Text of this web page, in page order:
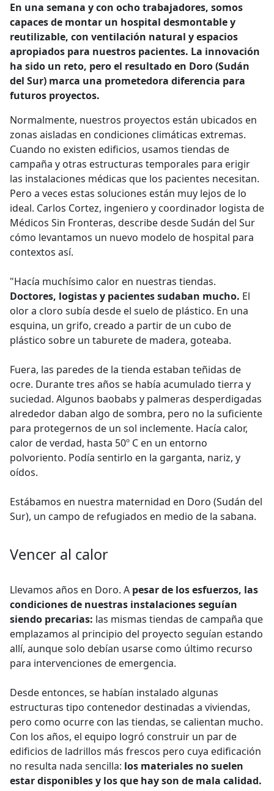
En una semana y con ocho trabajadores, somos
capaces de montar un hospital desmontable y
reutilizable, con ventilación natural y espacios
apropiados para nuestros pacientes. La innovación
ha sido un reto, pero el resultado en Doro (Sudán
del Sur) marca una prometedora diferencia para
futuros proyectos.
Normalmente, nuestros proyectos están ubicados en
zonas aisladas en condiciones climáticas extremas.
Cuando no existen edificios, usamos tiendas de
campaña y otras estructuras temporales para erigir
las instalaciones médicas que los pacientes necesitan.
Pero a veces estas soluciones están muy lejos de lo
ideal. Carlos Cortez, ingeniero y coordinador logista de
Médicos Sin Fronteras, describe desde Sudán del Sur
cómo levantamos un nuevo modelo de hospital para
contextos así.
"Hacía muchísimo calor en nuestras tiendas.
Doctores, logistas y pacientes sudaban mucho. El
olor a cloro subía desde el suelo de plástico. En una
esquina, un grifo, creado a partir de un cubo de
plástico sobre un taburete de madera, goteaba.
Fuera, las paredes de la tienda estaban teñidas de
ocre. Durante tres años se había acumulado tierra y
suciedad. Algunos baobabs y palmeras desperdigadas
alrededor daban algo de sombra, pero no la suficiente
para protegernos de un sol inclemente. Hacía calor,
calor de verdad, hasta 50º C en un entorno
polvoriento. Podía sentirlo en la garganta, nariz, y
oídos.
Estábamos en nuestra maternidad en Doro (Sudán del
Sur), un campo de refugiados en medio de la sabana.
Vencer al calor
Llevamos años en Doro. A pesar de los esfuerzos, las
condiciones de nuestras instalaciones seguían
siendo precarias: las mismas tiendas de campaña que
emplazamos al principio del proyecto seguían estando
allí, aunque solo debían usarse como último recurso
para intervenciones de emergencia.
Desde entonces, se habían instalado algunas
estructuras tipo contenedor destinadas a viviendas,
pero como ocurre con las tiendas, se calientan mucho.
Con los años, el equipo logró construir un par de
edificios de ladrillos más frescos pero cuya edificación
no resulta nada sencilla: los materiales no suelen
estar disponibles y los que hay son de mala calidad.